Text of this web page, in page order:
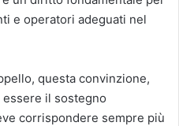
e operatori adeguati nel
questa convinzione,
il sostegno
corrispondere sempre più